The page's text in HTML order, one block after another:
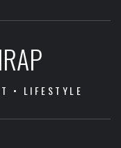
• LIFESTYLE